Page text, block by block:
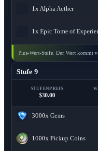
1x Alpha Aether
1x Epic Tome of
Plus-Wert-Stufe. Der Wert kommt
Stufe 9
STUFENPREIS
$30.00
3000x Gems
1000x Pickup Coins